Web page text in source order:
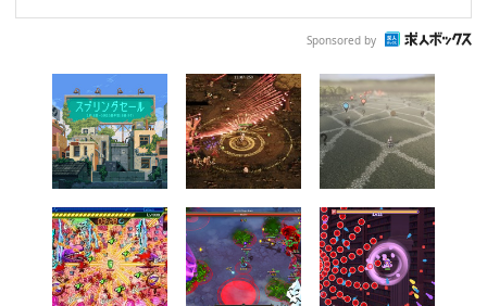
Sponsored by